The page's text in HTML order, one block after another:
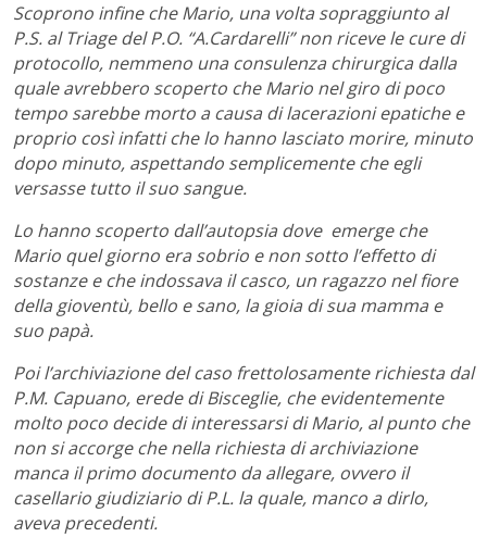
Scoprono infine che Mario, una volta sopraggiunto al
P.S. al Triage del P.O. “A.Cardarelli” non riceve le cure di
protocollo, nemmeno una consulenza chirurgica dalla
quale avrebbero scoperto che Mario nel giro di poco
tempo sarebbe morto a causa di lacerazioni epatiche e
proprio così infatti che lo hanno lasciato morire, minuto
dopo minuto, aspettando semplicemente che egli
versasse tutto il suo sangue.
Lo hanno scoperto dall’autopsia dove emerge che
Mario quel giorno era sobrio e non sotto l’effetto di
sostanze e che indossava il casco, un ragazzo nel fiore
della gioventù, bello e sano, la gioia di sua mamma e
suo papà.
Poi l’archiviazione del caso frettolosamente richiesta dal
P.M. Capuano, erede di Bisceglie, che evidentemente
molto poco decide di interessarsi di Mario, al punto che
non si accorge che nella richiesta di archiviazione
manca il primo documento da allegare, ovvero il
casellario giudiziario di P.L. la quale, manco a dirlo,
aveva precedenti.